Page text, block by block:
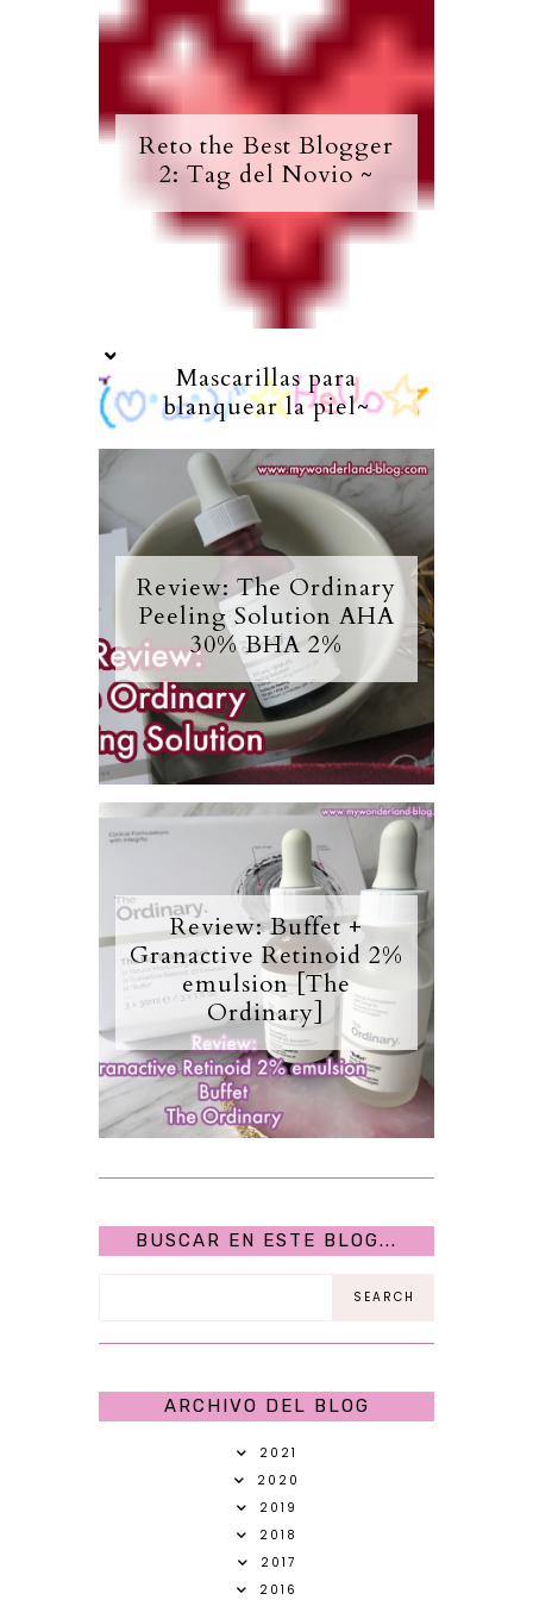
Reto the Best Blogger
2: Tag del Novio ~
Mascarillas para
blanquear la piel~
Review: The Ordinary
Peeling Solution AHA
30% BHA 2%
Review: Buffet +
Granactive Retinoid 2%
emulsion [The
Ordinary]
BUSCAR EN ESTE BLOG...
ARCHIVO DEL BLOG
2021
2020
2019
2018
2017
2016